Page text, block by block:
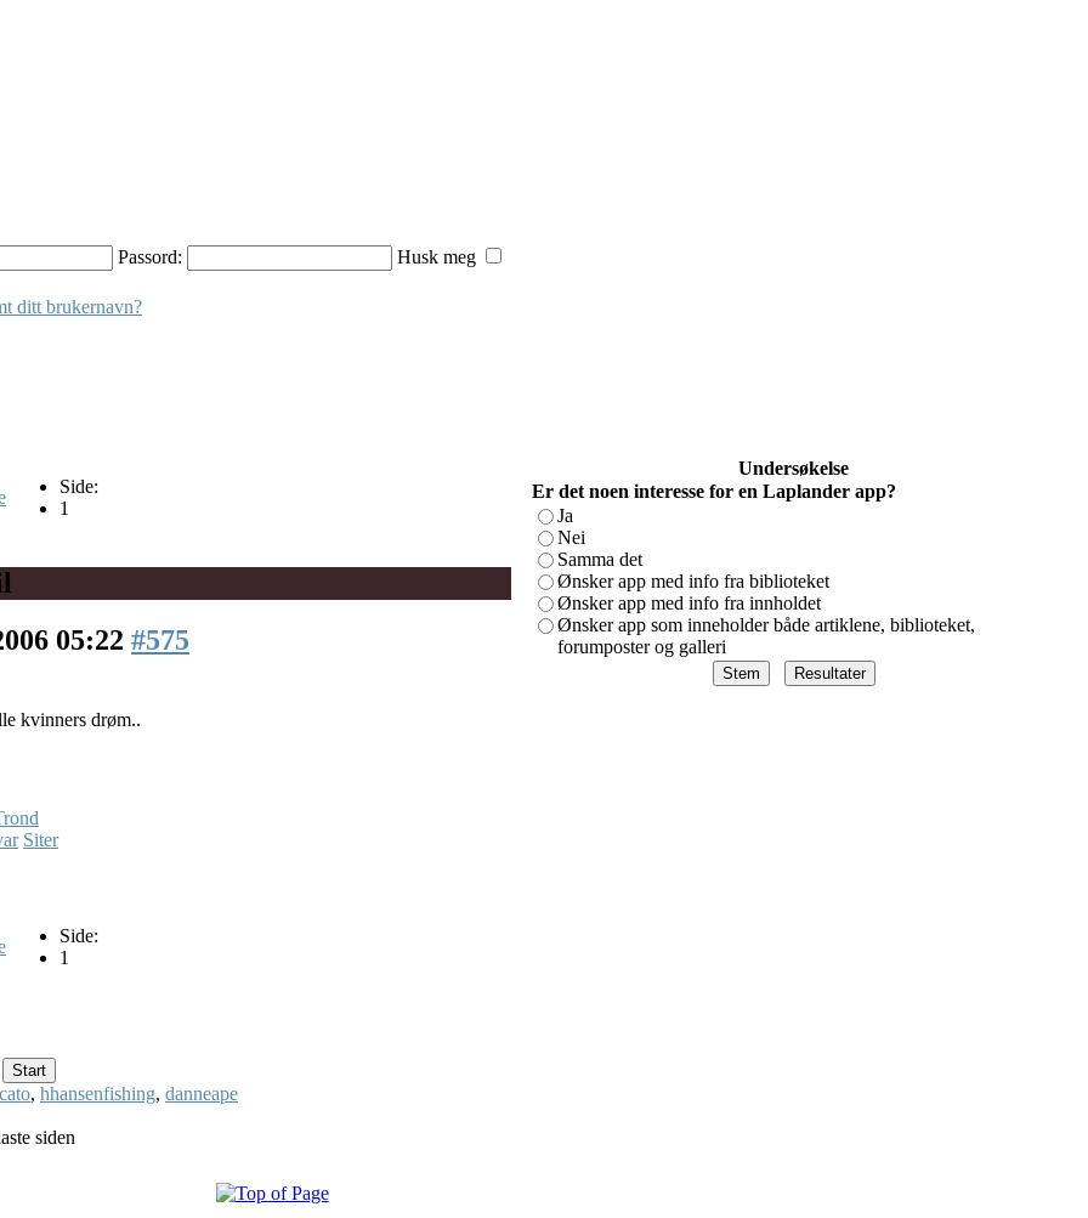
Passord: Husk meg
ditt brukernavn?
Side:
1
05:22 #575
kvinners drøm..
Siter
Side:
1
cato, hhansenfishing, danneape
siden
Undersøkelse
Er det noen interesse for en Laplander app?
Ja
Nei
Samma det
Ønsker app med info fra biblioteket
Ønsker app med info fra innholdet
Ønsker app som inneholder både artiklene, biblioteket,
forumposter og galleri